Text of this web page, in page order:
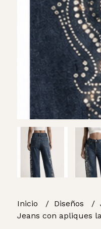
Inicio Diseños
Jeans con apliques